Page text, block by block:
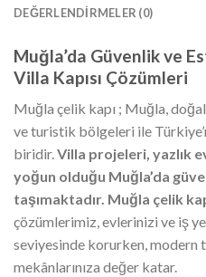
DEĞERLENDIRMELER (0)
Muğla’da Güvenlik ve
Villa Kapısı Çözümleri
Muğla çelik kapı ; Muğla,
ve turistik bölgeleri ile
biridir.Villa projeleri, yazlık
yoğun olduğu Muğla’da
taşımaktadır. Muğla çelik
çözümlerimiz, evlerinizi ve iş
seviyesinde korurken, modern
mekânlarınıza değer katar.